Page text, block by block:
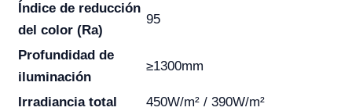
Índice de reducción
del color (Ra)
95
Profundidad de
iluminación
≥1300mm
Irradiancia total
450W/m² / 390W/m²